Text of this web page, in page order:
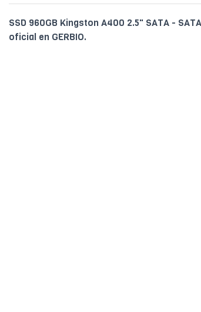
SSD 960GB Kingston A400 2.5" SATA -
oficial en GERBIO.